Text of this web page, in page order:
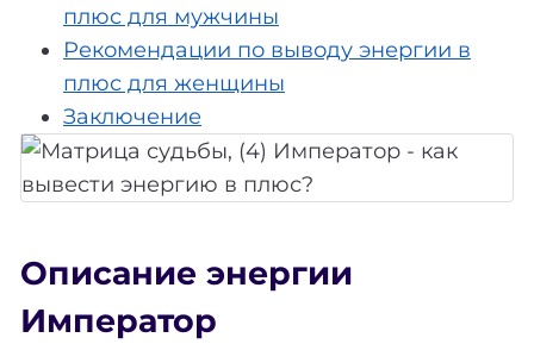
плюс для мужчины
Рекомендации по выводу энергии в
плюс для женщины
Заключение
Описание энергии
Император